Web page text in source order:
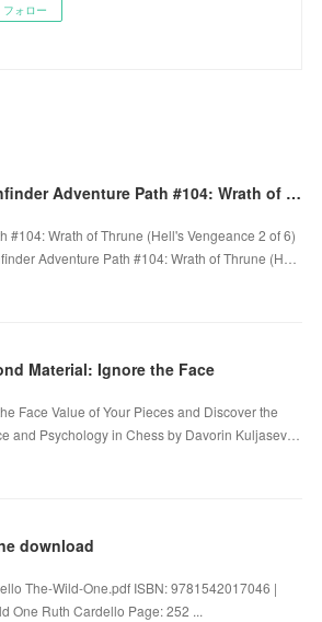
フォロー
[download pdf] Pathfinder Adventure Path #104: Wrath of Thrune (Hell's Vengeance 2 of 6)
#104: Wrath of Thrune (Hell's Vengeance 2 of 6)
Adventure Path #104: Wrath of Thrune (H…
Material: Ignore the Face
Face Value of Your Pieces and Discover the
and Psychology in Chess by Davorin Kuljasev…
download
The-Wild-One.pdf ISBN: 9781542017046 |
One Ruth Cardello Page: 252 ...